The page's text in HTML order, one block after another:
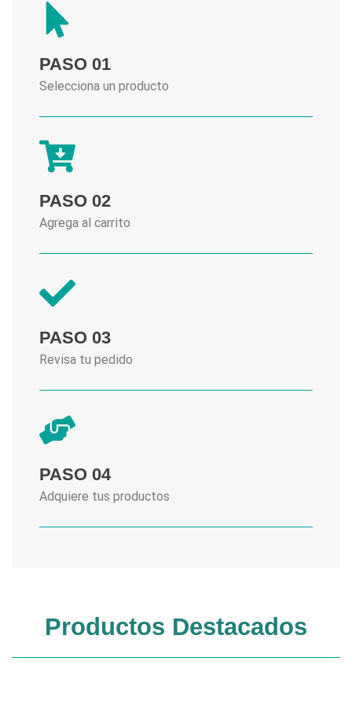
PASO 01
Selecciona un producto
PASO 02
Agrega al carrito
PASO 03
Revisa tu pedido
PASO 04
Adquiere tus productos
Productos Destacados